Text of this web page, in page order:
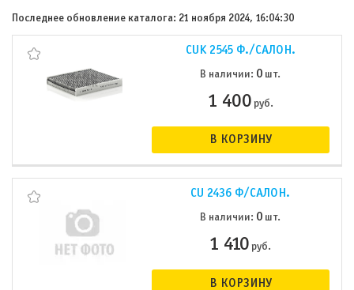
Последнее обновление каталога: 21 ноября 2024, 16:04:30
CUK 2545 Ф./САЛОН.
В наличии: 0 шт.
1 400руб.
В КОРЗИНУ
CU 2436 Ф/САЛОН.
В наличии: 0 шт.
1 410 руб.
В КОРЗИНУ